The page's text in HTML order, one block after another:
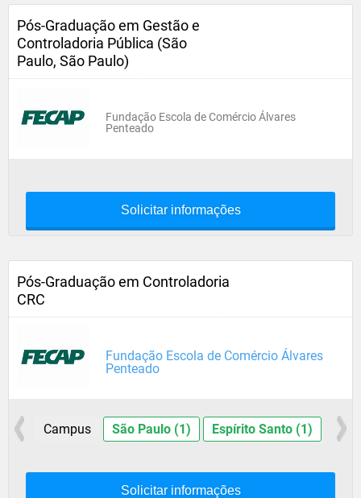
Pós-Graduação em Gestão e
Controladoria Pública (São
Paulo, São Paulo)
Fundação Escola de Comércio Álvares
Penteado
Solicitar informações
Pós-Graduação em Controladoria
CRC
Fundação Escola de Comércio Álvares
Penteado
Campus São Paulo (1) Espírito Santo (1)
Solicitar informações